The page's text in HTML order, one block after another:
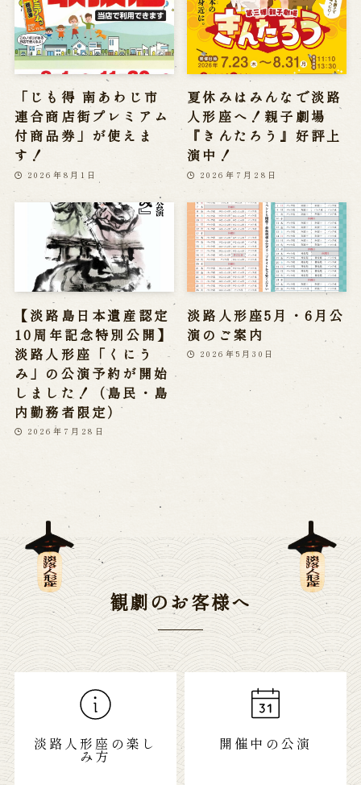
「じも得 南あわじ市
連合商店街プレミアム
付商品券」が使えま
す！
2026年8月1日
夏休みはみんなで淡路
人形座へ！親子劇場
『きんたろう』好評上
演中！
2026年7月28日
【淡路島日本遺産認定
10周年記念特別公開】
淡路人形座「くにう
み」の公演予約が開始
しました！（島民・島
内勤務者限定）
2026年7月28日
淡路人形座5月・6月公
演のご案内
2026年5月30日
観劇のお客様へ
淡路人形座の楽し
み方
開催中の公演